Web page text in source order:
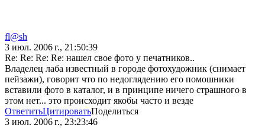
fl@sh
3 июл. 2006 г., 21:50:39
Re: Re: Re: Re: нашел свое фото у печатников..
Владелец лаба известный в городе фотохудожник (снимает
пейзажи), говорит что по недоглядению его помошники
вставили фото в каталог, и в принципе ничего страшного в
этом нет... это происходит якобы часто и везде
ОтветитьЦитироватьПоделиться
3 июл. 2006 г., 23:23:46